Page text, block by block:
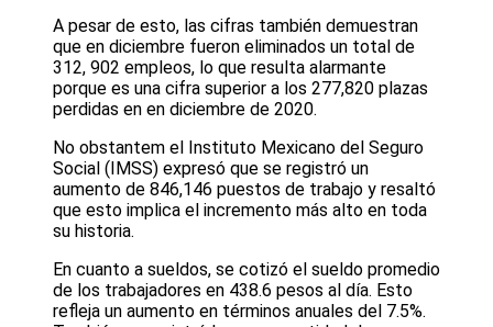
A pesar de esto, las cifras también demuestran
que en diciembre fueron eliminados un total de
312, 902 empleos, lo que resulta alarmante
porque es una cifra superior a los 277,820 plazas
perdidas en en diciembre de 2020.
No obstantem el Instituto Mexicano del Seguro
Social (IMSS) expresó que se registró un
aumento de 846,146 puestos de trabajo y resaltó
que esto implica el incremento más alto en toda
su historia.
En cuanto a sueldos, se cotizó el sueldo promedio
de los trabajadores en 438.6 pesos al día. Esto
refleja un aumento en términos anuales del 7.5%.